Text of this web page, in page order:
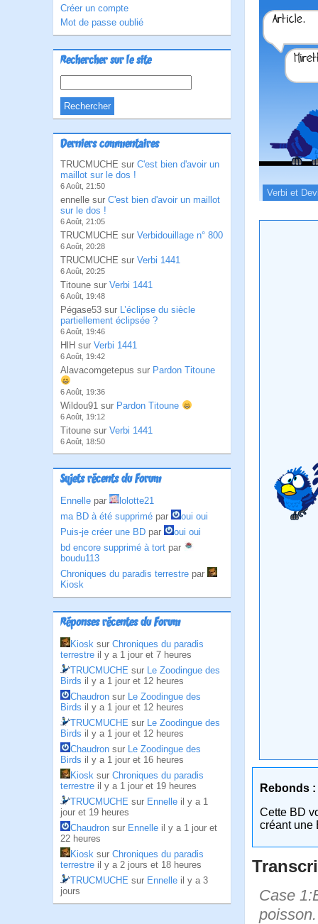
Créer un compte
Mot de passe oublié
Rechercher sur le site
Derniers commentaires
TRUCMUCHE sur C'est bien d'avoir un
maillot sur le dos !
6 Août, 21:50
ennelle sur C'est bien d'avoir un maillot
sur le dos !
6 Août, 21:05
TRUCMUCHE sur Verbidouillage n° 800
6 Août, 20:28
TRUCMUCHE sur Verbi 1441
6 Août, 20:25
Titoune sur Verbi 1441
6 Août, 19:48
Pégase53 sur L’éclipse du siècle
partiellement éclipsée ?
6 Août, 19:46
HlH sur Verbi 1441
6 Août, 19:42
Alavacomgetepus sur Pardon Titoune
6 Août, 19:36
Wildou91 sur Pardon Titoune
6 Août, 19:12
Titoune sur Verbi 1441
6 Août, 18:50
Sujets récents du Forum
Ennelle par
lolotte21
ma BD à été supprimé par
oui oui
Puis-je créer une BD par
oui oui
bd encore supprimé à tort par
boudu113
Chroniques du paradis terrestre par
Kiosk
Réponses récentes du Forum
Kiosk sur Chroniques du paradis
terrestre il y a 1 jour et 7 heures
TRUCMUCHE sur Le Zoodingue des
Birds il y a 1 jour et 12 heures
Chaudron sur Le Zoodingue des
Birds il y a 1 jour et 12 heures
TRUCMUCHE sur Le Zoodingue des
Birds il y a 1 jour et 12 heures
Chaudron sur Le Zoodingue des
Birds il y a 1 jour et 16 heures
Kiosk sur Chroniques du paradis
terrestre il y a 1 jour et 19 heures
TRUCMUCHE sur Ennelle il y a 1
jour et 19 heures
Chaudron sur Ennelle il y a 1 jour et
22 heures
Kiosk sur Chroniques du paradis
terrestre il y a 2 jours et 18 heures
TRUCMUCHE sur Ennelle il y a 3
jours
Verbi et
Rebonds :
Cette BD
créant une
Case